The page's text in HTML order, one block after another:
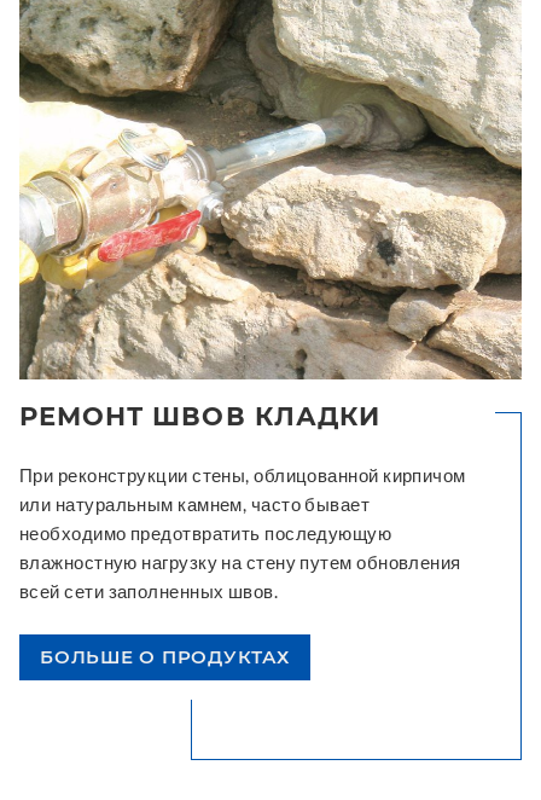
РЕМОНТ ШВОВ КЛАДКИ
При реконструкции стены, облицованной кирпичом
или натуральным камнем, часто бывает
необходимо предотвратить последующую
влажностную нагрузку на стену путем обновления
всей сети заполненных швов.
БОЛЬШЕ О ПРОДУКТАХ